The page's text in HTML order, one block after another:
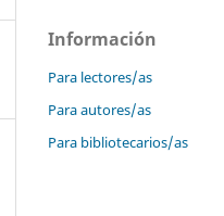
Información
Para lectores/as
Para autores/as
Para bibliotecarios/as